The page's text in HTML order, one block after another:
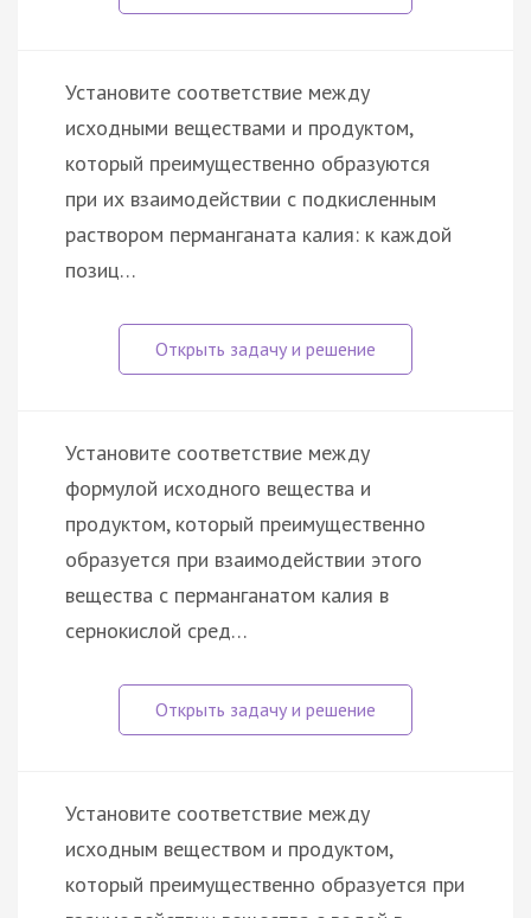
Установите соответствие между
исходными веществами и продуктом,
который преимущественно образуются
при их взаимодействии с подкисленным
раствором перманганата калия: к каждой
позиц…
Установите соответствие между
формулой исходного вещества и
продуктом, который преимущественно
образуется при взаимодействии этого
вещества с перманганатом калия в
сернокислой сред…
Установите соответствие между
исходным веществом и продуктом,
который преимущественно образуется при